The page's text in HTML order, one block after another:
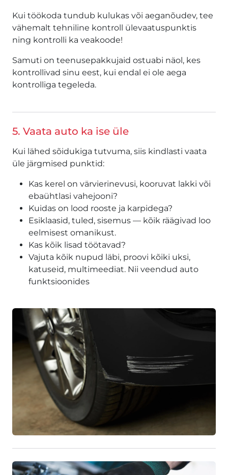
Kui töökoda tundub kulukas või aeganõudev, tee
vähemalt tehniline kontroll ülevaatuspunktis
ning kontrolli ka veakoode!
Samuti on teenusepakkujaid ostuabi näol, kes
kontrollivad sinu eest, kui endal ei ole aega
kontrolliga tegeleda.
5. Vaata auto ka ise üle
Kui lähed sõidukiga tutvuma, siis kindlasti vaata
üle järgmised punktid:
Kas kerel on värvierinevusi, kooruvat lakki või
ebaühtlasi vahejooni?
Kuidas on lood rooste ja karpidega?
Esiklaasid, tuled, sisemus — kõik räägivad loo
eelmisest omanikust.
Kas kõik lisad töötavad?
Vajuta kõik nupud läbi, proovi kõiki uksi,
katuseid, multimeediat. Nii veendud auto
funktsioonides